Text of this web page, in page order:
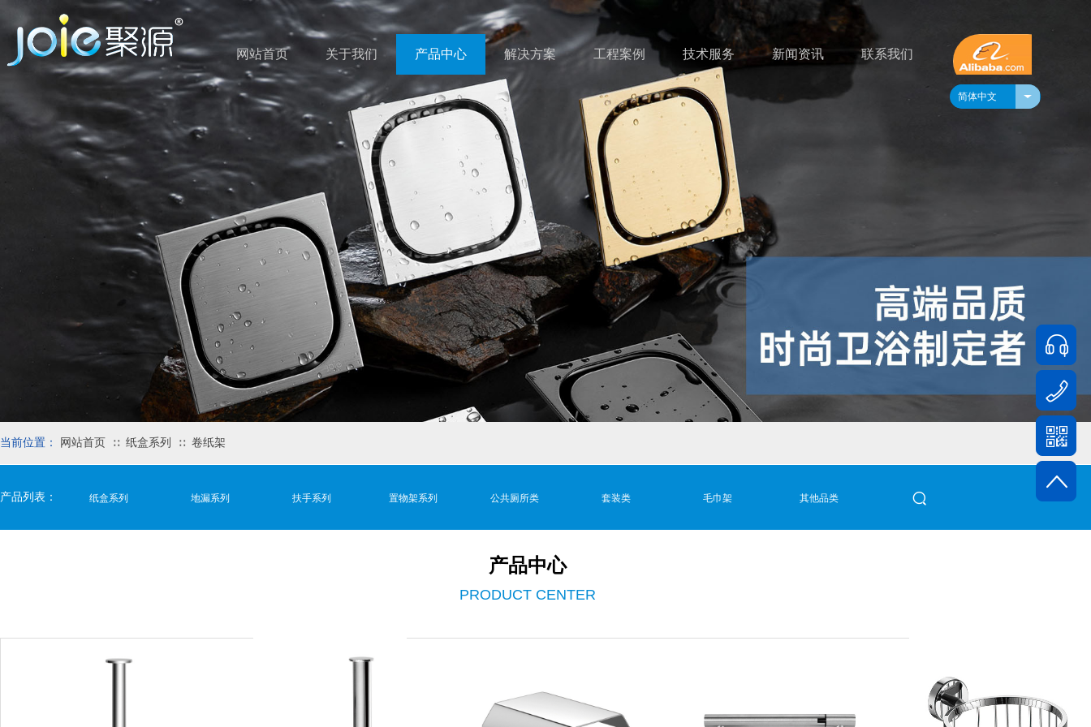
网站首页 关于我们 产品中心 解决方案 工程案例 技术服务 新闻资讯 联系我们
简体中文
当前位置： 网站首页 ∷ 纸盒系列 ∷ 卷纸架
产品列表： 纸盒系列 地漏系列 扶手系列 置物架系列 公共厕所类 套装类 毛巾架 其他品类
产品中心
PRODUCTCENTER